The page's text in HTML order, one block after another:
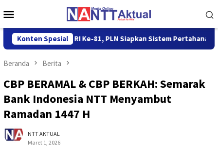
ke
Mobile
Konten Spesial
Menyambut HUT RI Ke-81, PLN Siapkan Sistem Pertahanan
Beranda Berita
CBP BERAMAL & CBP BERKAH: Semarak
Bank Indonesia NTT Menyambut
Ramadan 1447 H
NTT AKTUAL
Maret 1, 2026